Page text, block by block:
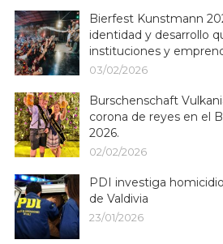
Bierfest Kunstmann
identidad y desarrollo
instituciones y
03/02/2026
Burschenschaft
corona de reyes en el
2026.
02/02/2026
PDI investiga
de Valdivia
23/01/2026